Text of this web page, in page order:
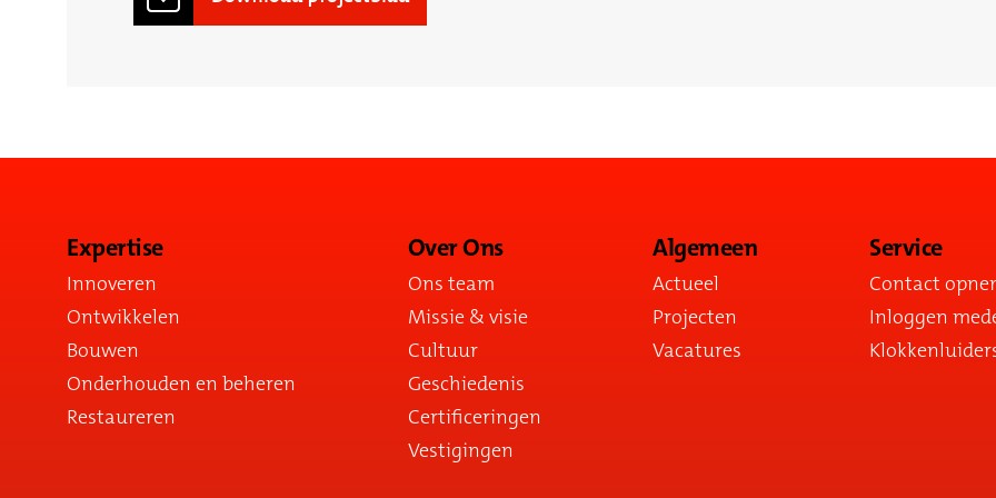
Expertise
Innoveren
Ontwikkelen
Bouwen
Onderhouden en beheren
Restaureren
Over Ons
Ons team
Missie & visie
Cultuur
Geschiedenis
Certificeringen
Vestigingen
Algemeen
Actueel
Projecten
Vacatures
Service
Contact
Inloggen